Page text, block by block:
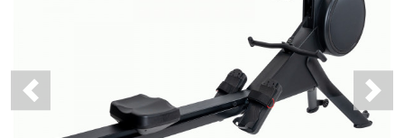
Previous Next